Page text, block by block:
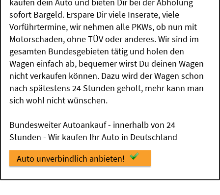
sofort Bargeld. Erspare Dir viele Inserate, viele
Vorführtermine, wir nehmen alle PKWs, ob nun mit
Motorschaden, ohne TÜV oder anderes. Wir sind im
gesamten Bundesgebieten tätig und holen den
Wagen einfach ab, bequemer wirst Du deinen Wagen
nicht verkaufen können. Dazu wird der Wagen schon
nach spätestens 24 Stunden geholt, mehr kann man
sich wohl nicht wünschen.
Bundesweiter Autoankauf - innerhalb von 24
Stunden - Wir kaufen Ihr Auto in Deutschland
Auto unverbindlich anbieten!